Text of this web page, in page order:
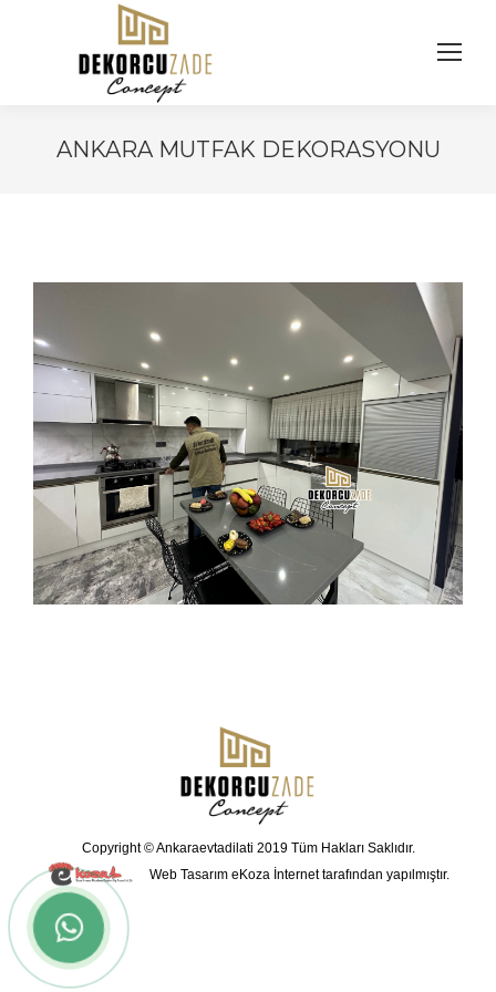
ANKARA MUTFAK DEKORASYONU
Copyright © Ankaraevtadilati 2019 Tüm Hakları Saklıdır.
Web TasarımeKoza İnternet tarafından yapılmıştır.